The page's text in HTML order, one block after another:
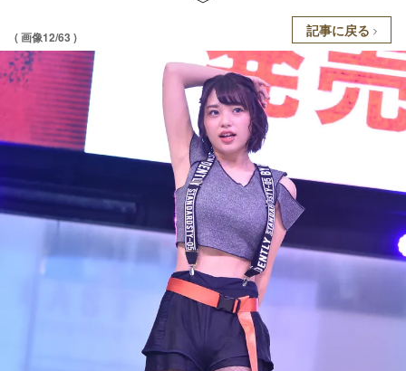
( 画像12/63 ) 記事に戻る